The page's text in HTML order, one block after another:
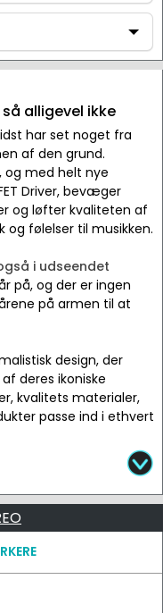
alligevel ikke
har set noget fra
af den grund.
og med helt nye
Driver, bevæger
og løfter kvaliteten af
og følelser til musikken.
i udseendet
på, og der er ingen
på armen til at
design, der
deres ikoniske
kvalitets materialer,
passe ind i ethvert